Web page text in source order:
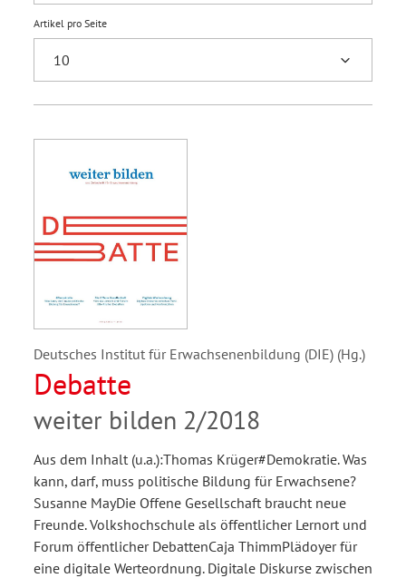
Artikel pro Seite
Deutsches Institut für Erwachsenenbildung (DIE) (Hg.)
Debatte
weiter bilden 2/2018
Aus dem Inhalt (u.a.):Thomas Krüger#Demokratie. Was
kann, darf, muss politische Bildung für Erwachsene?
Susanne MayDie Offene Gesellschaft braucht neue
Freunde. Volkshochschule als öffentlicher Lernort und
Forum öffentlicher DebattenCaja ThimmPlädoyer für
eine digitale Werteordnung. Digitale Diskurse zwischen